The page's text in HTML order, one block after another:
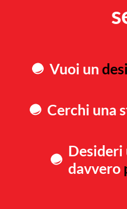
Vuoi un
Cerchi una
Desideri
davvero